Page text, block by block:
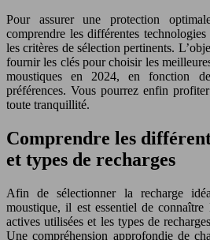
Pour assurer une protection
comprendre les différentes
les critères de sélection pertinents.
fournir les clés pour choisir les
moustiques en 2024, en fonction
préférences. Vous pourrez enfin
toute tranquillité.
Comprendre les
et types de recharges
Afin de sélectionner la recharge
moustique, il est essentiel de connaître
actives utilisées et les types de
Une compréhension approfondie de